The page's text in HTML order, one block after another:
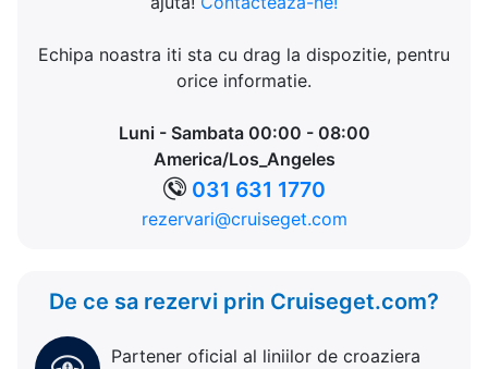
Echipa noastra iti sta cu drag la dispozitie, pentru
orice informatie.
Luni - Sambata 00:00 - 08:00
America/Los_Angeles
031 631 1770
rezervari@cruiseget.com
De ce sa rezervi prin Cruiseget.com?
Partener oficial al liniilor de croaziera